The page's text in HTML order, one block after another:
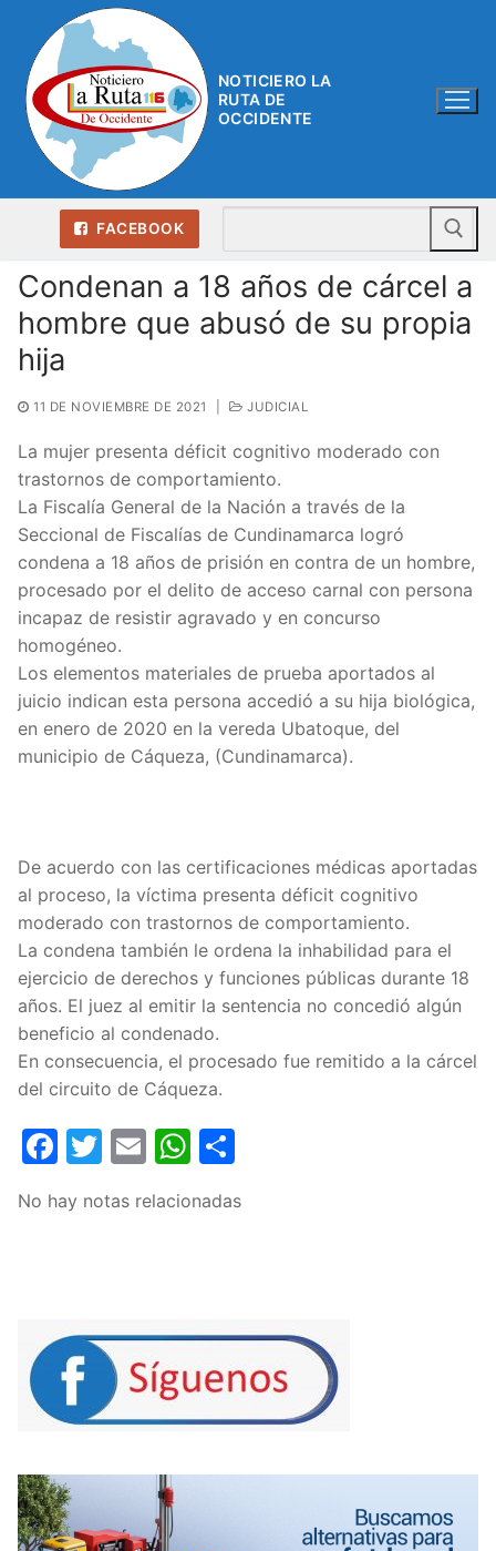
contenido
NOTICIERO LA
RUTA DE
OCCIDENTE
FACEBOOK
Condenan a 18 años de cárcel a
hombre que abusó de su propia
hija
11 DE NOVIEMBRE DE 2021 JUDICIAL
La mujer presenta déficit cognitivo moderado con
trastornos de comportamiento.
La Fiscalía General de la Nación a través de la
Seccional de Fiscalías de Cundinamarca logró
condena a 18 años de prisión en contra de un hombre,
procesado por el delito de acceso carnal con persona
incapaz de resistir agravado y en concurso
homogéneo.
Los elementos materiales de prueba aportados al
juicio indican esta persona accedió a su hija biológica,
en enero de 2020 en la vereda Ubatoque, del
municipio de Cáqueza, (Cundinamarca).
De acuerdo con las certificaciones médicas aportadas
al proceso, la víctima presenta déficit cognitivo
moderado con trastornos de comportamiento.
La condena también le ordena la inhabilidad para el
ejercicio de derechos y funciones públicas durante 18
años. El juez al emitir la sentencia no concedió algún
beneficio al condenado.
En consecuencia, el procesado fue remitido a la cárcel
del circuito de Cáqueza.
Facebook
Twitter
EmailWhatsApp
No hay notas relacionadas